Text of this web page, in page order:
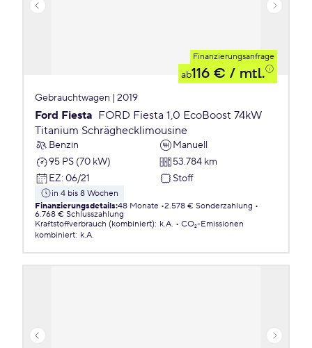
Finanzierungsanfrage
ab116 € / mtl.
Gebrauchtwagen | 2019
Ford Fiesta FORD Fiesta 1,0 EcoBoost 74kW
Titanium Schräghecklimousine
Benzin
Manuell
95 PS (70 kW)
53.784 km
EZ: 06/21 Stoff
in 4 bis 8 Wochen
Finanzierungsdetails:48 Monate 2.578 € Sonderzahlung
6.768 € Schlusszahlung
Kraftstoffverbrauch (kombiniert): k.A.
CO₂-Emissionen
kombiniert: k.A.